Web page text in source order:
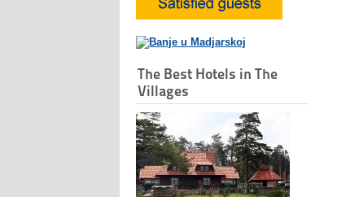
The Best Hotels in The
Villages